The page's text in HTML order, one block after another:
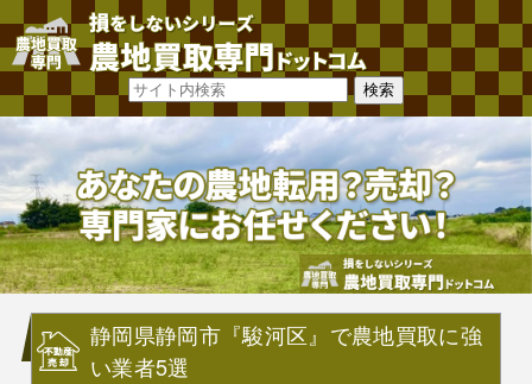
静岡県静岡市『駿河区』で農地買取に強
い業者5選